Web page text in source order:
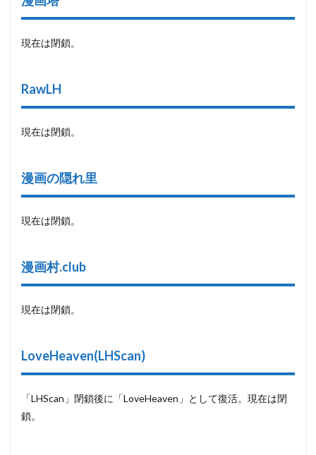
現在は閉鎖。
RawLH
現在は閉鎖。
漫画の隠れ里
現在は閉鎖。
漫画村.club
現在は閉鎖。
LoveHeaven(LHScan)
「LHScan」閉鎖後に「LoveHeaven」として復活。現在は閉
鎖。